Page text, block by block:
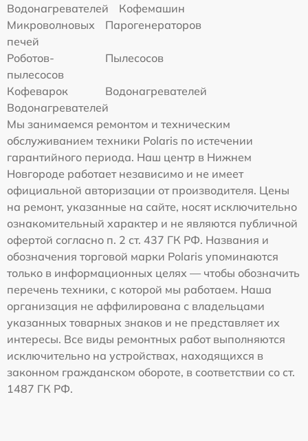
Водонагревателей
Кофемашин
Микроволновых
печей
Парогенераторов
Роботов-
пылесосов
Пылесосов
Кофеварок
Водонагревателей
Водонагревателей
Мы занимаемся ремонтом и техническим
обслуживанием техники Polaris по истечении
гарантийного периода. Наш центр в Нижнем
Новгороде работает независимо и не имеет
официальной авторизации от производителя. Цены
на ремонт, указанные на сайте, носят исключительно
ознакомительный характер и не являются публичной
офертой согласно п. 2 ст. 437 ГК РФ. Названия и
обозначения торговой марки Polaris упоминаются
только в информационных целях — чтобы обозначить
перечень техники, с которой мы работаем. Наша
организация не аффилирована с владельцами
указанных товарных знаков и не представляет их
интересы. Все виды ремонтных работ выполняются
исключительно на устройствах, находящихся в
законном гражданском обороте, в соответствии со ст.
1487 ГК РФ.